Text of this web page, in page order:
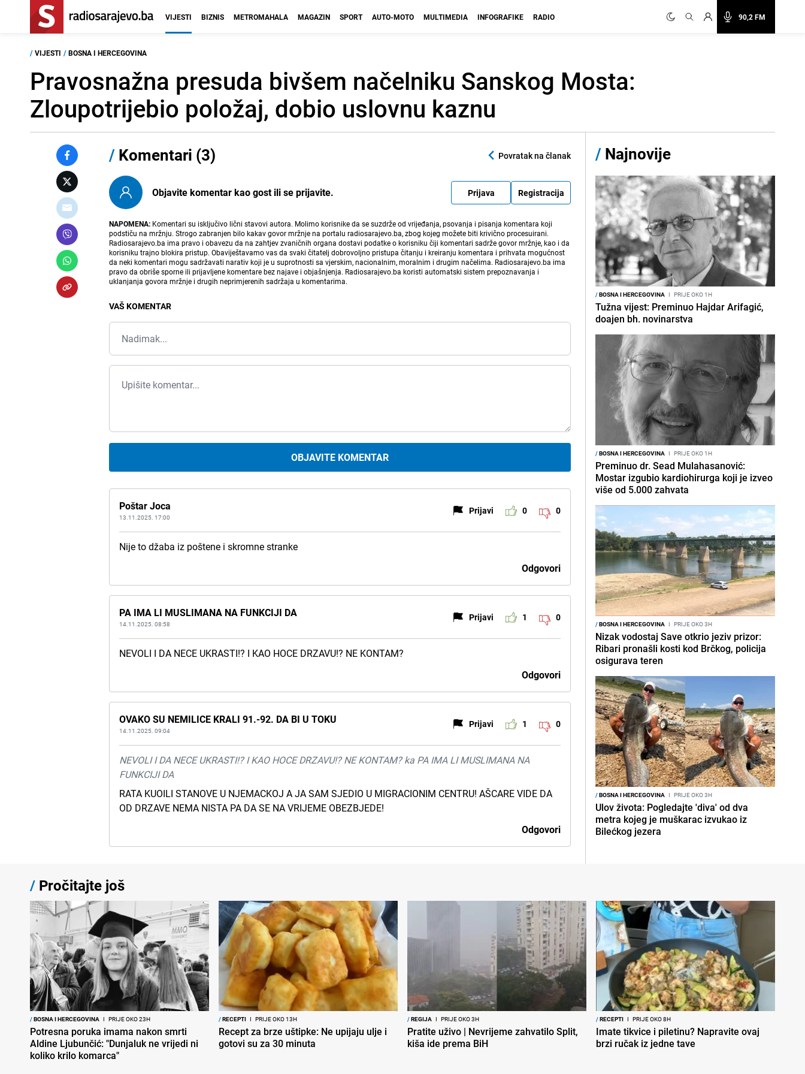
90,2 FM
VIJESTI BIZNIS METROMAHALA MAGAZIN SPORT AUTO-MOTO MULTIMEDIA INFOGRAFIKE RADIO
/ VIJESTI / BOSNA I HERCEGOVINA
Pravosnažna presuda bivšem načelniku Sanskog Mosta:
Zloupotrijebio položaj, dobio uslovnu kaznu
/ Komentari (3) Povratak na članak
Objavite komentar kao gost ili se prijavite. Prijava Registracija
NAPOMENA: Komentari su isključivo lični stavovi autora. Molimo korisnike da se suzdrže od vrijeđanja, psovanja i pisanja komentara koji
podstiču na mržnju. Strogo zabranjen bilo kakav govor mržnje na portalu radiosarajevo.ba, zbog kojeg možete biti krivično procesuirani.
Radiosarajevo.ba ima pravo i obavezu da na zahtjev zvaničnih organa dostavi podatke o korisniku čiji komentari sadrže govor mržnje, kao i da
korisniku trajno blokira pristup. Obaviještavamo vas da svaki čitatelj dobrovoljno pristupa čitanju i kreiranju komentara i prihvata mogućnost
da neki komentari mogu sadržavati narativ koji je u suprotnosti sa vjerskim, nacionalnim, moralnim i drugim načelima. Radiosarajevo.ba ima
pravo da obriše sporne ili prijavljene komentare bez najave i objašnjenja. Radiosarajevo.ba koristi automatski sistem prepoznavanja i
uklanjanja govora mržnje i drugih neprimjerenih sadržaja u komentarima.
VAŠ KOMENTAR
OBJAVITE KOMENTAR
Poštar Joca
13.11.2025. 17:00
Prijavi 0 0
Nije to džaba iz poštene i skromne stranke
Odgovori
PA IMA LI MUSLIMANA NA FUNKCIJI DA
14.11.2025. 08:58
Prijavi 1 0
NEVOLI I DA NECE UKRASTI!? I KAO HOCE DRZAVU!? NE KONTAM?
Odgovori
OVAKO SU NEMILICE KRALI 91.-92. DA BI U TOKU
14.11.2025. 09:04
Prijavi 1 0
NEVOLI I DA NECE UKRASTI!? I KAO HOCE DRZAVU!? NE KONTAM? ka PA IMA LI MUSLIMANA NA
FUNKCIJI DA
RATA KUOILI STANOVE U NJEMACKOJ A JA SAM SJEDIO U MIGRACIONIM CENTRU! AŠCARE VIDE DA
OD DRZAVE NEMA NISTA PA DA SE NA VRIJEME OBEZBJEDE!
Odgovori
/ Najnovije
/BOSNA I HERCEGOVINA I PRIJE OKO 1H
Tužna vijest: Preminuo Hajdar Arifagić,
doajen bh. novinarstva
/BOSNA I HERCEGOVINA I PRIJE OKO 1H
Preminuo dr. Sead Mulahasanović:
Mostar izgubio kardiohirurga koji je izveo
više od 5.000 zahvata
/BOSNA I HERCEGOVINA I PRIJE OKO 3H
Nizak vodostaj Save otkrio jeziv prizor:
Ribari pronašli kosti kod Brčkog, policija
osigurava teren
/BOSNA I HERCEGOVINA I PRIJE OKO 3H
Ulov života: Pogledajte 'diva' od dva
metra kojeg je muškarac izvukao iz
Bilećkog jezera
/ Pročitajte još
/BOSNA I HERCEGOVINA I PRIJE OKO 23H
Potresna poruka imama nakon smrti
Aldine Ljubunčić: "Dunjaluk ne vrijedi ni
koliko krilo komarca"
/RECEPTI I PRIJE OKO 13H
Recept za brze uštipke: Ne upijaju ulje i
gotovi su za 30 minuta
/REGIJA I PRIJE OKO 3H
Pratite uživo | Nevrijeme zahvatilo Split,
kiša ide prema BiH
/RECEPTI I PRIJE OKO 8H
Imate tikvice i piletinu? Napravite ovaj
brzi ručak iz jedne tave